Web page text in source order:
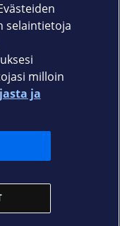
selaintietoja
milloin
ja